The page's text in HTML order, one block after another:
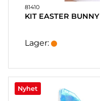
81410
KIT EASTER BUNNY
Lager:
Nyhet